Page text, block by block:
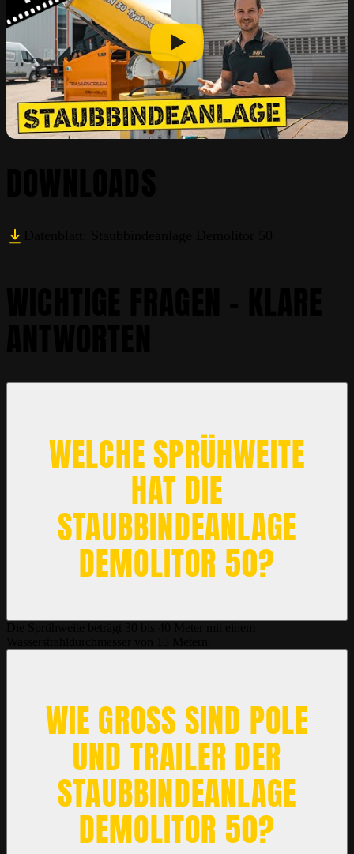
WELCHE SPRÜHWEITE
HAT DIE
STAUBBINDEANLAGE
DEMOLITOR 50?
WIE GROSS SIND POLE U
ND TRAILER DER S
TAUBBINDEANLAGE D
EMOLITOR 50?